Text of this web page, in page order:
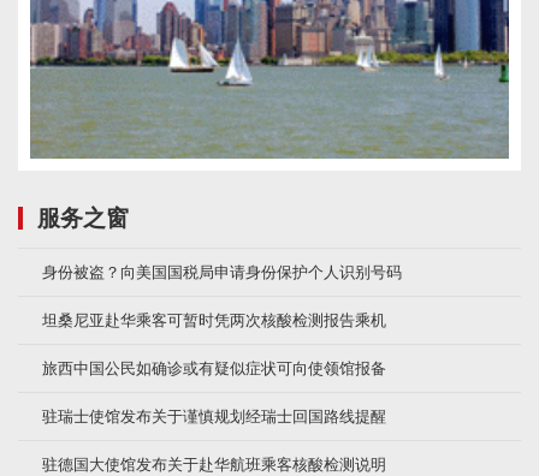
服务之窗
身份被盗？向美国国税局申请身份保护个人识别号码
坦桑尼亚赴华乘客可暂时凭两次核酸检测报告乘机
旅西中国公民如确诊或有疑似症状可向使领馆报备
驻瑞士使馆发布关于谨慎规划经瑞士回国路线提醒
驻德国大使馆发布关于赴华航班乘客核酸检测说明